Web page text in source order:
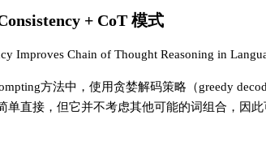
+ CoT 模式
Improves Chain of Thought Reasoning in
方法中，使用贪婪解码策略（greedy
单直接，但它并不考虑其他可能的词组合，因